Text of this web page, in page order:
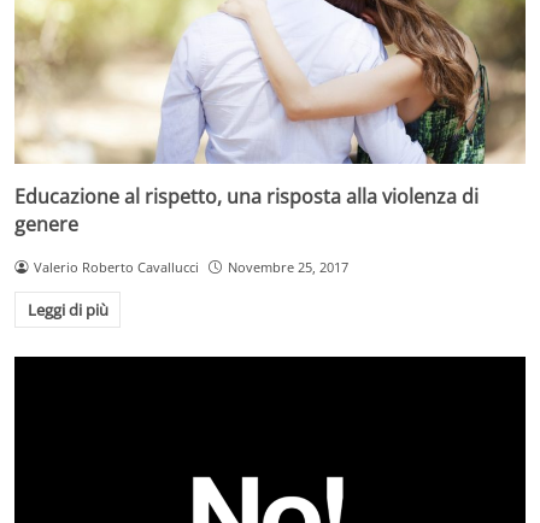
Educazione al rispetto, una risposta alla violenza di
genere
Valerio Roberto Cavallucci Novembre 25, 2017
Leggi di più